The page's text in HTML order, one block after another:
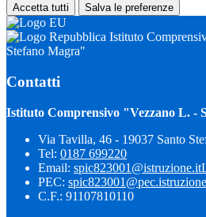
Accetta tutti Salva le preferenze
Istituto
Stefano Magra"
Contatti
Istituto Comprensivo "Vezzano L. -
Via Tavilla, 46 - 19037 Santo
Tel: 0187 699220
Email: spic823001@istruzione.it
PEC:
C.F.: 91107810110